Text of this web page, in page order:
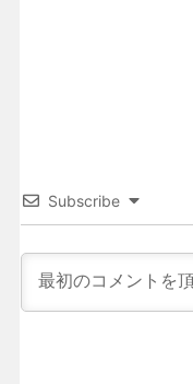
Subscribe